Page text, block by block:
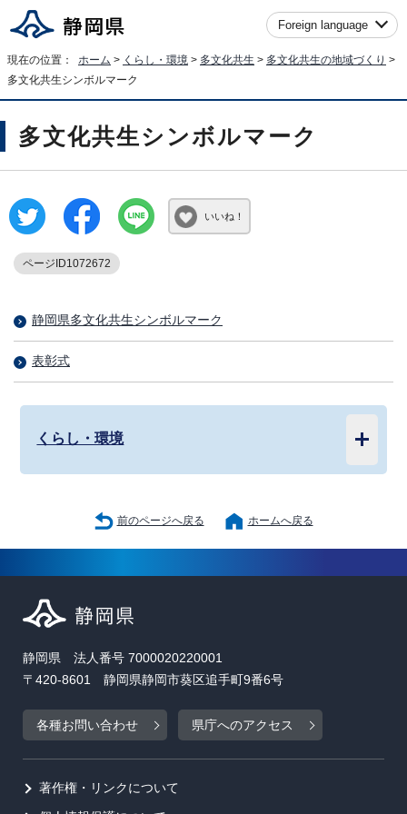
Foreign language
現在の位置： ホーム > くらし・環境 > 多文化共生 > 多文化共生の地域づくり >
多文化共生シンボルマーク
多文化共生シンボルマーク
いいね！
ページID1072672
静岡県多文化共生シンボルマーク
表彰式
くらし・環境
前のページへ戻る ホームへ戻る
静岡県 法人番号 7000020220001
〒420-8601 静岡県静岡市葵区追手町9番6号
各種お問い合わせ 県庁へのアクセス
著作権・リンクについて